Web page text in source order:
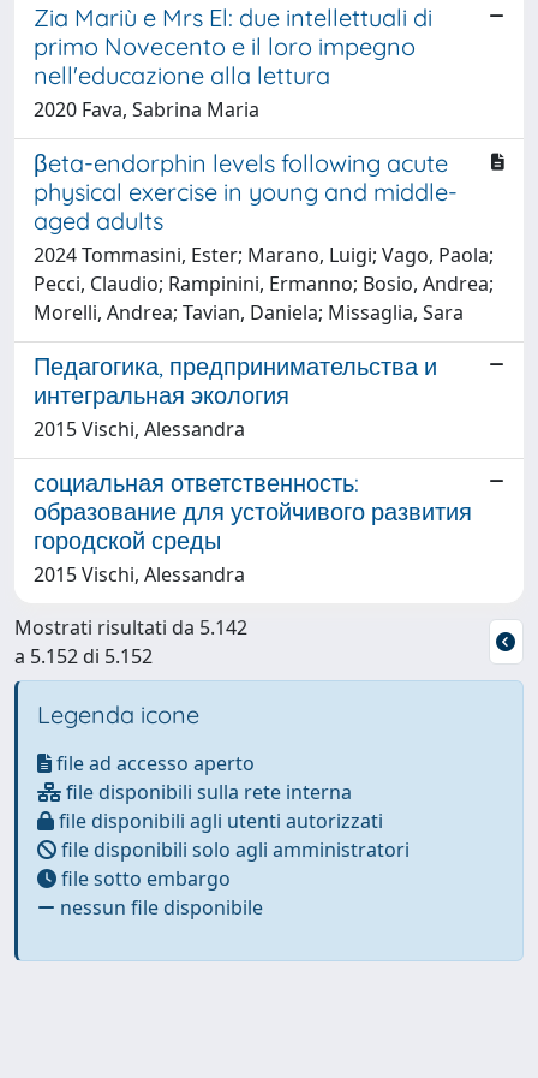
Zia Mariù e Mrs El: due intellettuali di
primo Novecento e il loro impegno
nell'educazione alla lettura
2020 Fava, Sabrina Maria
βeta-endorphin levels following acute
physical exercise in young and middle-
aged adults
2024 Tommasini, Ester; Marano, Luigi; Vago, Paola;
Pecci, Claudio; Rampinini, Ermanno; Bosio, Andrea;
Morelli, Andrea; Tavian, Daniela; Missaglia, Sara
Педагогика, предпринимательства и
интегральная экология
2015 Vischi, Alessandra
социальная ответственность:
образование для устойчивого развития
городской среды
2015 Vischi, Alessandra
Mostrati risultati da 5.142
a 5.152 di 5.152
Legenda icone
file ad accesso aperto
file disponibili sulla rete interna
file disponibili agli utenti autorizzati
file disponibili solo agli amministratori
file sotto embargo
nessun file disponibile